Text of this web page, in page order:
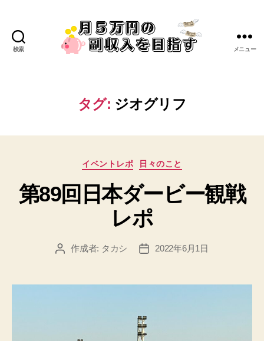
検索 メニュー
タグ: ジオグリフ
イベントレポ 日々のこと
第89回日本ダービー観戦
レポ
作成者: タカシ 2022年6月1日